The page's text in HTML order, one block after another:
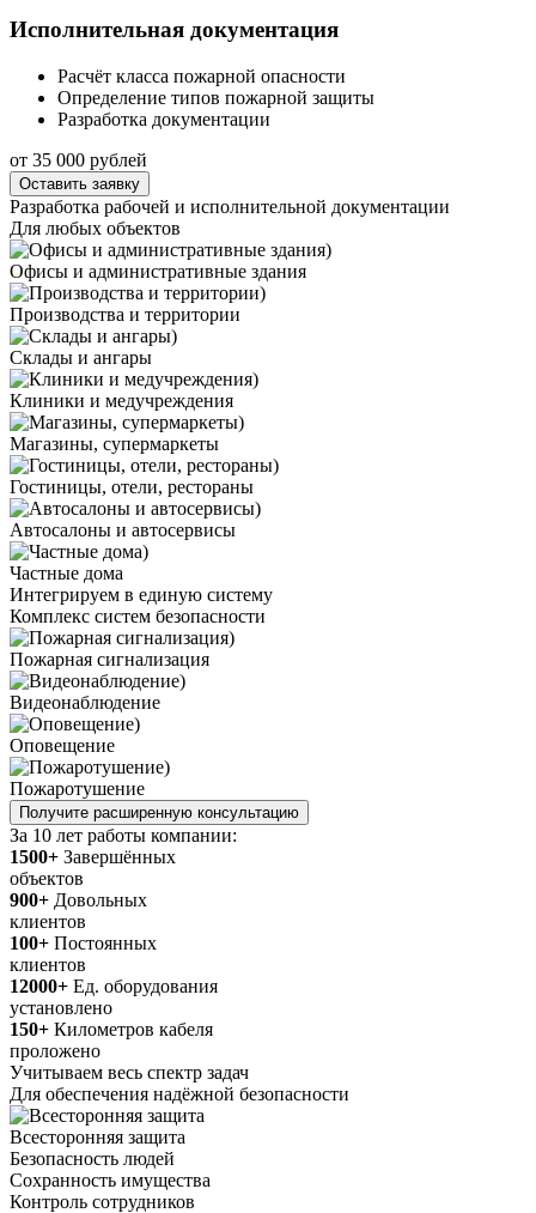
Исполнительная документация
Расчёт класса пожарной опасности
Определение типов пожарной защиты
Разработка документации
от 35 000 рублей
Оставить заявку
Разработка рабочей и исполнительной документации
Для любых объектов
Офисы и административные здания
Производства и территории
Склады и ангары
Клиники и медучреждения
Магазины, супермаркеты
Гостиницы, отели, рестораны
Автосалоны и автосервисы
Частные дома
Интегрируем в единую систему
Комплекс систем безопасности
Пожарная сигнализация
Видеонаблюдение
Оповещение
Пожаротушение
Получите расширенную консультацию
За 10 лет работы компании:
1500+ Завершённых
объектов
900+ Довольных
клиентов
100+ Постоянных
клиентов
12000+ Ед. оборудования
установлено
150+ Километров кабеля
проложено
Учитываем весь спектр задач
Для обеспечения надёжной безопасности
Всесторонняя защита
Безопасность людей
Сохранность имущества
Контроль сотрудников